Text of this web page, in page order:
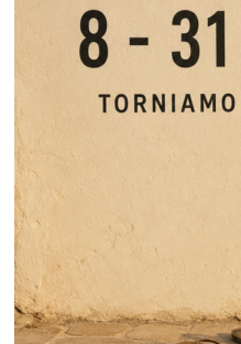
DATA
IPA
domanda che, siamo certi,
procedi pure con la
da […]